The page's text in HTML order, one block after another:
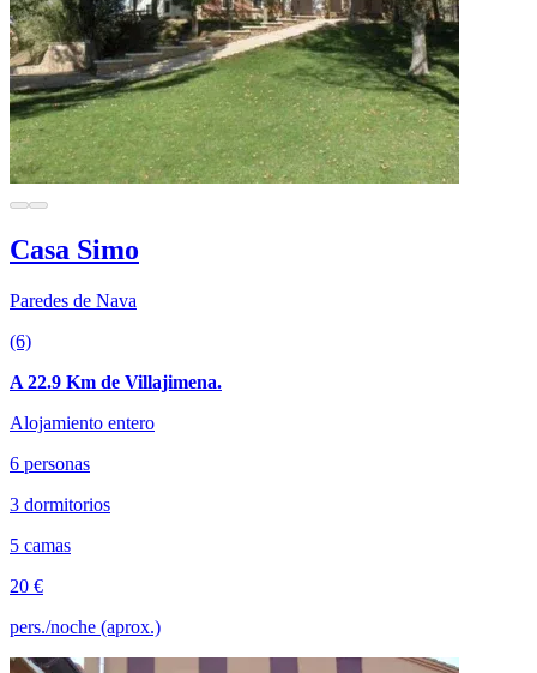
Casa Simo
Paredes de Nava
(6)
A 22.9 Km de Villajimena.
Alojamiento entero
6 personas
3 dormitorios
5 camas
20 €
pers./noche (aprox.)